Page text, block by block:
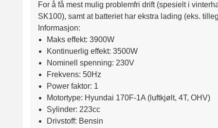
For å få mest mulig problemfri drift (spesielt i
SK100), samt at batteriet har ekstra lading (eks.
Informasjon:
Maks effekt: 3900W
Kontinuerlig effekt: 3500W
Nominell spenning: 230V
Frekvens: 50Hz
Power faktor: 1
Motortype: Hyundai 170F-1A (luftkjølt, 4T, OHV)
Sylinder: 223cc
Drivstoff: Bensin